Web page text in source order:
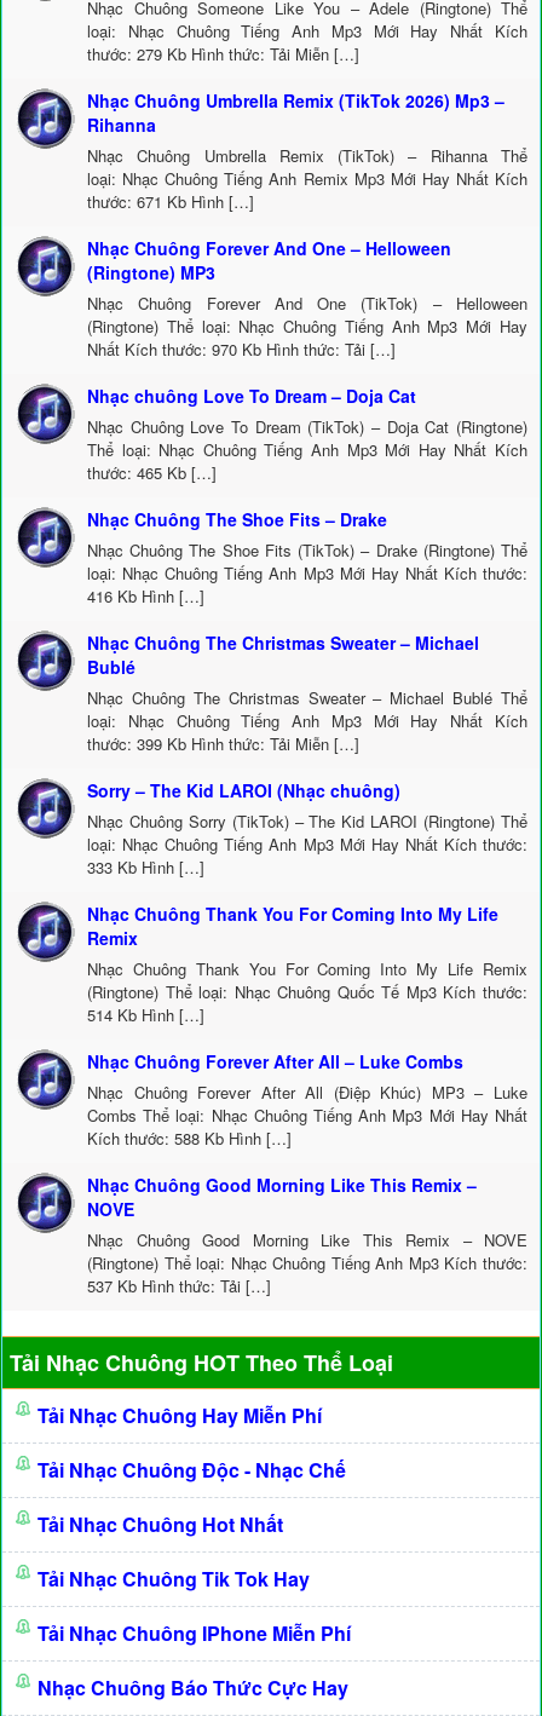
Nhạc Chuông Someone Like You – Adele (Ringtone) Thể
loại: Nhạc Chuông Tiếng Anh Mp3 Mới Hay Nhất Kích
thước: 279 Kb Hình thức: Tải Miễn […]
Nhạc Chuông Umbrella Remix (TikTok 2026) Mp3 –
Rihanna
Nhạc Chuông Umbrella Remix (TikTok) – Rihanna Thể
loại: Nhạc Chuông Tiếng Anh Remix Mp3 Mới Hay Nhất Kích
thước: 671 Kb Hình […]
Nhạc Chuông Forever And One – Helloween
(Ringtone) MP3
Nhạc Chuông Forever And One (TikTok) – Helloween
(Ringtone) Thể loại: Nhạc Chuông Tiếng Anh Mp3 Mới Hay
Nhất Kích thước: 970 Kb Hình thức: Tải […]
Nhạc chuông Love To Dream – Doja Cat
Nhạc Chuông Love To Dream (TikTok) – Doja Cat (Ringtone)
Thể loại: Nhạc Chuông Tiếng Anh Mp3 Mới Hay Nhất Kích
thước: 465 Kb […]
Nhạc Chuông The Shoe Fits – Drake
Nhạc Chuông The Shoe Fits (TikTok) – Drake (Ringtone) Thể
loại: Nhạc Chuông Tiếng Anh Mp3 Mới Hay Nhất Kích thước:
416 Kb Hình […]
Nhạc Chuông The Christmas Sweater – Michael
Bublé
Nhạc Chuông The Christmas Sweater – Michael Bublé Thể
loại: Nhạc Chuông Tiếng Anh Mp3 Mới Hay Nhất Kích
thước: 399 Kb Hình thức: Tải Miễn […]
Sorry – The Kid LAROI (Nhạc chuông)
Nhạc Chuông Sorry (TikTok) – The Kid LAROI (Ringtone) Thể
loại: Nhạc Chuông Tiếng Anh Mp3 Mới Hay Nhất Kích thước:
333 Kb Hình […]
Nhạc Chuông Thank You For Coming Into My Life
Remix
Nhạc Chuông Thank You For Coming Into My Life Remix
(Ringtone) Thể loại: Nhạc Chuông Quốc Tế Mp3 Kích thước:
514 Kb Hình […]
Nhạc Chuông Forever After All – Luke Combs
Nhạc Chuông Forever After All (Điệp Khúc) MP3 – Luke
Combs Thể loại: Nhạc Chuông Tiếng Anh Mp3 Mới Hay Nhất
Kích thước: 588 Kb Hình […]
Nhạc Chuông Good Morning Like This Remix –
NOVE
Nhạc Chuông Good Morning Like This Remix – NOVE
(Ringtone) Thể loại: Nhạc Chuông Tiếng Anh Mp3 Kích thước:
537 Kb Hình thức: Tải […]
Tải Nhạc Chuông HOT Theo Thể Loại
Tải Nhạc Chuông Hay Miễn Phí
Tải Nhạc Chuông Độc - Nhạc Chế
Tải Nhạc Chuông Hot Nhất
Tải Nhạc Chuông Tik Tok Hay
Tải Nhạc Chuông IPhone Miễn Phí
Nhạc Chuông Báo Thức Cực Hay